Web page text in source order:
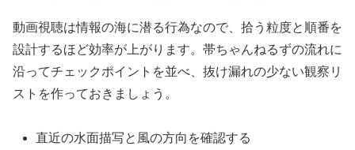
動画視聴は情報の海に潜る行為なので、拾う粒度と順番を
設計するほど効率が上がります。帯ちゃんねるずの流れに
沿ってチェックポイントを並べ、抜け漏れの少ない観察リ
ストを作っておきましょう。
直近の水面描写と風の方向を確認する